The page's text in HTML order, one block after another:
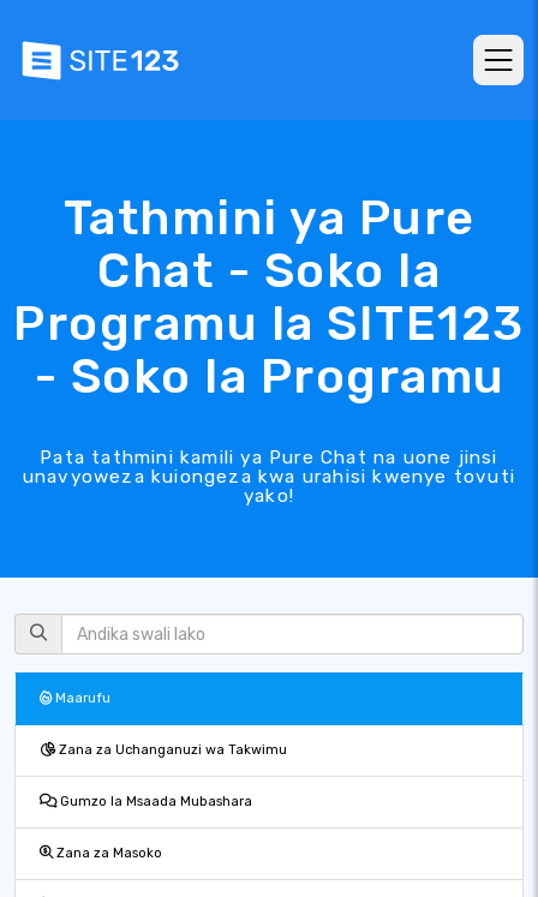
Tathmini ya Pure
Chat - Soko la
Programu la SITE123
- Soko la Programu
Pata tathmini kamili ya Pure Chat na uone jinsi
unavyoweza kuiongeza kwa urahisi kwenye tovuti
yako!
Maarufu
Zana za Uchanganuzi wa Takwimu
Gumzo la Msaada Mubashara
Zana za Masoko